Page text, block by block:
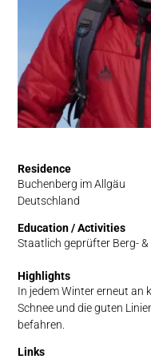
Residence
Buchenberg im Allgäu
Deutschland
Education / Activities
Staatlich geprüfter Berg-
Highlights
In jedem Winter erneut an
Schnee und die guten
befahren.
Links